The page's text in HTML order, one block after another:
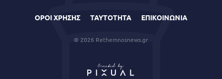
ΟΡΟΙ ΧΡΗΣΗΣ ΤΑΥΤΟΤΗΤΑ ΕΠΙΚΟΙΝΩΝΙΑ
© 2026 Rethemnosnews.gr